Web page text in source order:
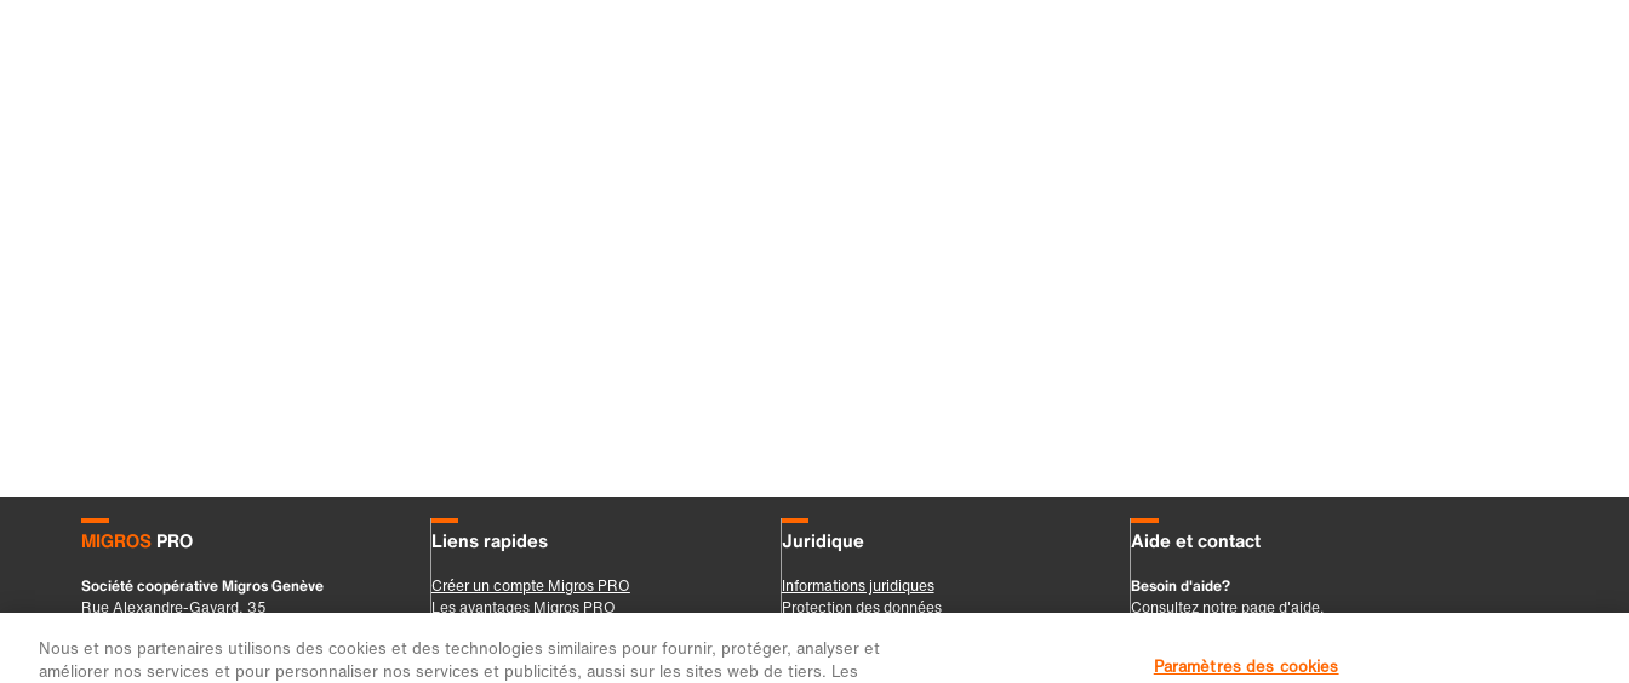
Nous et nos partenaires utilisons des cookies et des technologies similaires pour fournir, protéger, analyser et
améliorer nos services et pour personnaliser nos services et publicités, aussi sur les sites web de tiers. Les
Paramètres des cookies